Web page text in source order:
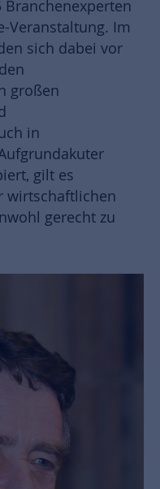
Veranstaltung. Im
sich dabei vor
großen
in
gilt es
wirtschaftlichen
gerecht zu